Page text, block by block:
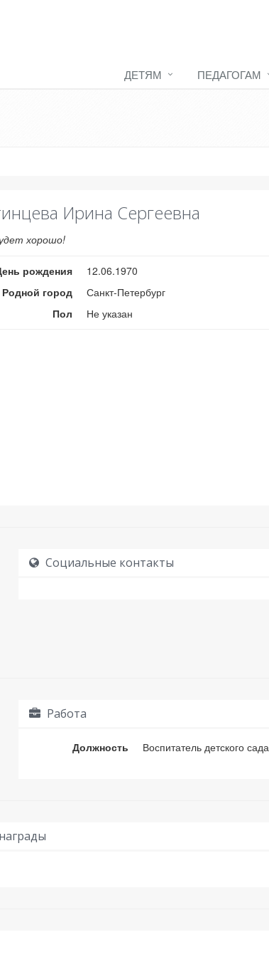
ДЕТЯМ
ПЕДАГОГАМ
Ирина Сергеевна
хорошо!
рождения
12.06.1970
Родной город
Санкт-Петербург
Пол
Не указан
Социальные контакты
Работа
Должность Воспитатель детского сада